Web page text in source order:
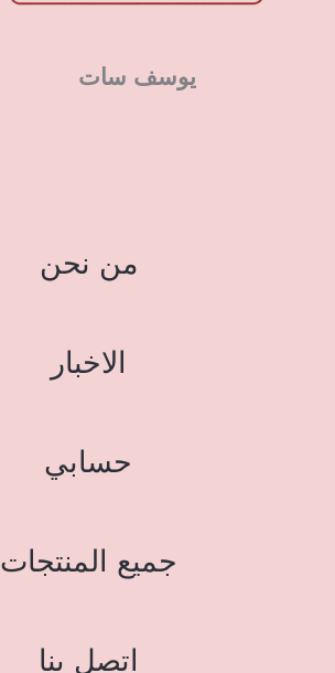
يوسف سات
من نحن
الاخبار
حسابي
جميع المنتجات
اتصل بنا